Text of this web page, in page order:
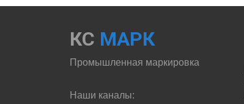
КС МАРК
Промышленная маркировка
Наши каналы: